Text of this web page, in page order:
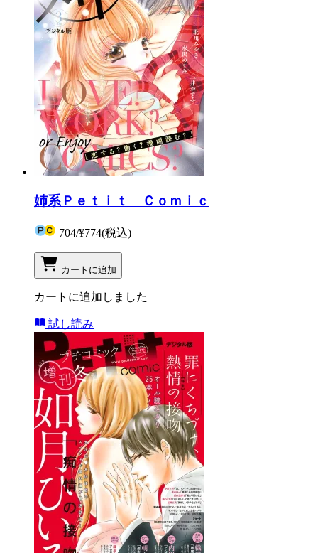
姉系Ｐｅｔｉｔ Ｃｏｍｉｃ
704/¥774(税込)
カートに追加
カートに追加しました
試し読み